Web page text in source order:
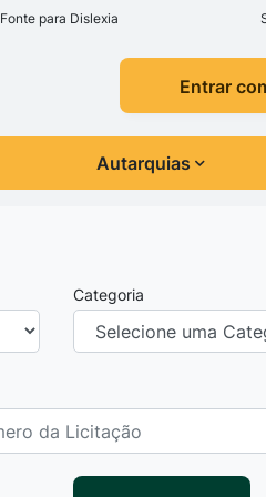
Fonte para Dislexia
Entrar
Autarquias
Categoria